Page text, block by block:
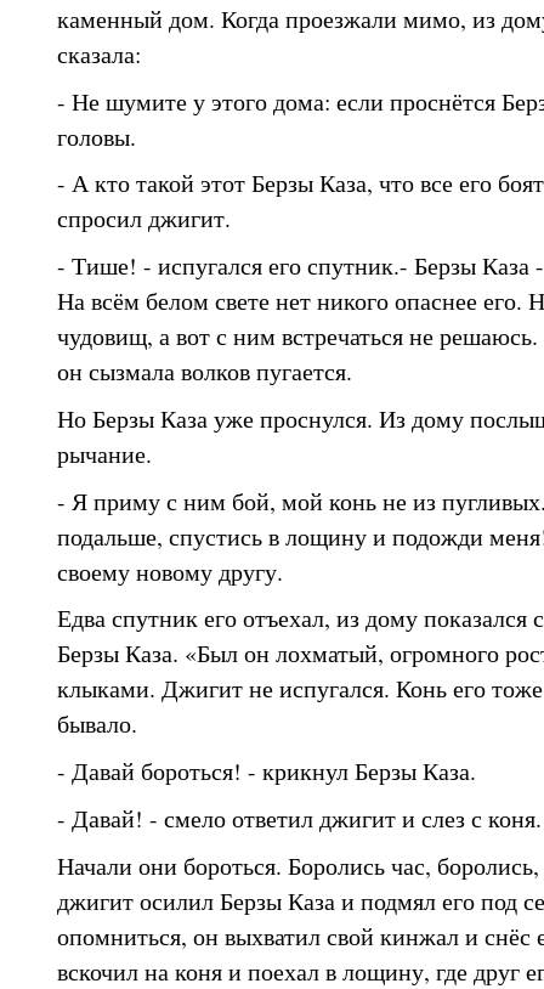
каменный дом. Когда проезжали мимо, из
сказала:
- Не шумите у этого дома: если проснётся
головы.
- А кто такой этот Берзы Каза, что все его
спросил джигит.
- Тише! - испугался его спутник.- Берзы
На всём белом свете нет никого опаснее его.
чудовищ, а вот с ним встречаться не
он сызмала волков пугается.
Но Берзы Каза уже проснулся. Из дому
рычание.
- Я приму с ним бой, мой конь не из
подальше, спустись в лощину и подожди
своему новому другу.
Едва спутник его отъехал, из дому
Берзы Каза. «Был он лохматый, огромного
клыками. Джигит не испугался. Конь его
бывало.
- Давай бороться! - крикнул Берзы Каза.
- Давай! - смело ответил джигит и слез с коня.
Начали они бороться. Боролись час,
джигит осилил Берзы Каза и подмял его под
опомниться, он выхватил свой кинжал и снёс
вскочил на коня и поехал в лощину, где друг